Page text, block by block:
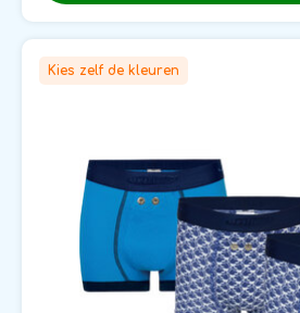
Kies zelf de kleuren